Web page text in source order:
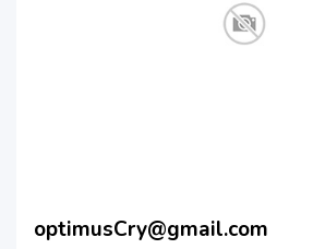
optimusCry@gmail.com